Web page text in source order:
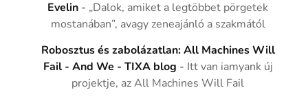
Evelin - „Dalok, amiket a legtöbbet pörgetek
mostanában”, avagy zeneajánló a szakmától
Robosztus és zabolázatlan: All Machines Will
Fail - And We - TIXA blog - Itt van iamyank új
projektje, az All Machines Will Fail